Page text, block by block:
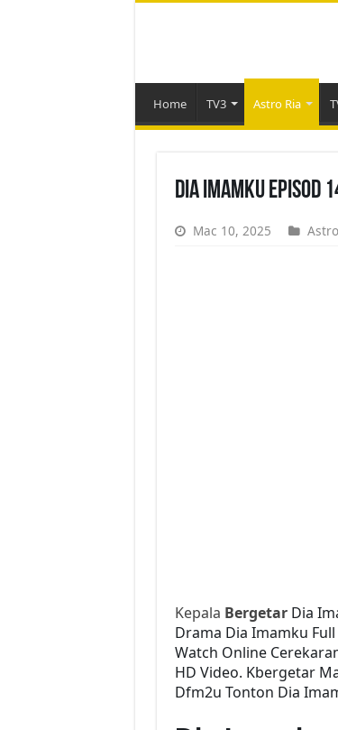
Home TV3 Astro Ria
Dia Imamku Episod
Mac 10, 2025
Kepala BergetarDia
Drama Dia Imamku
Watch Online
HD Video. Kbergetar
Dfm2u Tonton Dia